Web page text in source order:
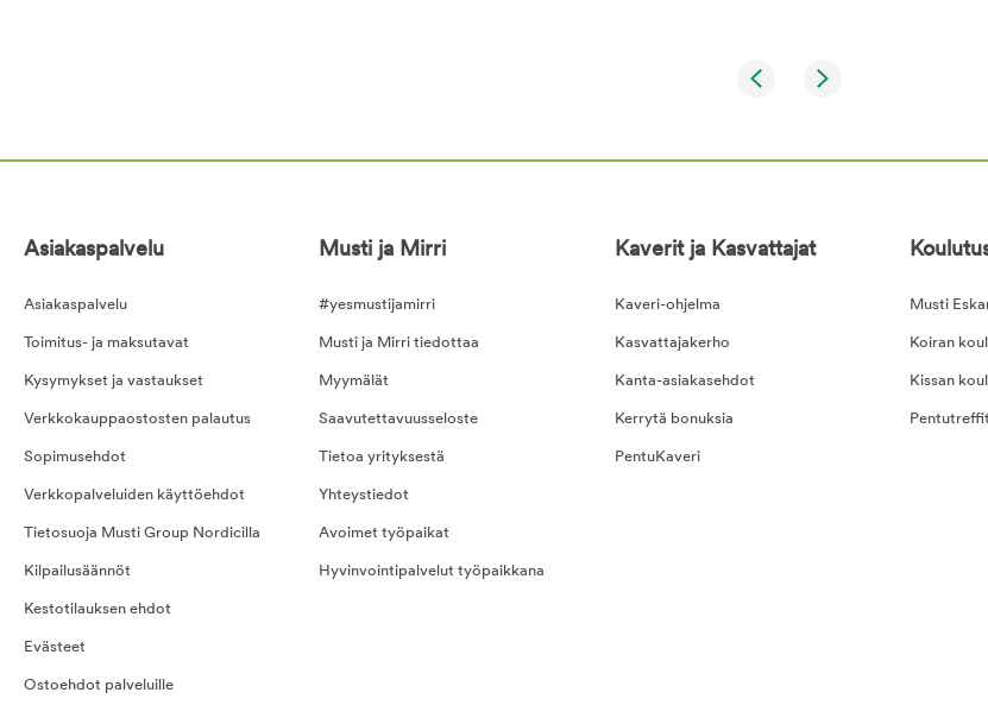
Asiakaspalvelu
Asiakaspalvelu
Toimitus- ja maksutavat
Kysymykset ja vastaukset
Verkkokauppaostosten palautus
Sopimusehdot
Verkkopalveluiden käyttöehdot
Tietosuoja Musti Group Nordicilla
Kilpailusäännöt
Kestotilauksen ehdot
Evästeet
Ostoehdot palveluille
Musti ja Mirri
#yesmustijamirri
Musti ja Mirri tiedottaa
Myymälät
Saavutettavuusseloste
Tietoa yrityksestä
Yhteystiedot
Avoimet työpaikat
Hyvinvointipalvelut työpaikkana
Kaverit ja Kasvattajat
Kaveri-ohjelma
Kasvattajakerho
Kanta-asiakasehdot
Kerrytä bonuksia
PentuKaveri
Musti
Koiran
Kissan
Pentutreffit